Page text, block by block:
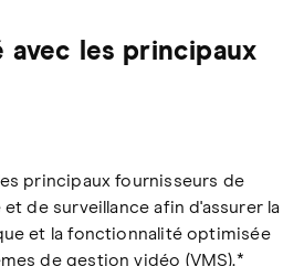
avec les principaux
principaux fournisseurs de
de surveillance afin d'assurer la
et la fonctionnalité optimisée
de gestion vidéo (VMS).*